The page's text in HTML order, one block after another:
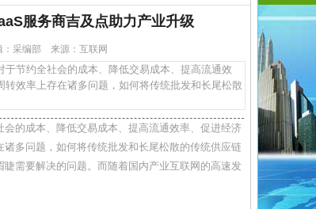
服务商吉及点助力产业升级
采编部 来源：互联网
约全社会的成本、降低交易成本、提高流通效
效率上存在诸多问题，如何将传统批发和长尾松散
的成本、降低交易成本、提高流通效率、促进经济
多问题，如何将传统批发和长尾松散的传统供应链
需要解决的问题。而随着国内产业互联网的高速发